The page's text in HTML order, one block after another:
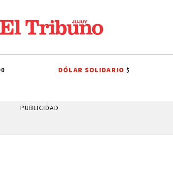
EN JUJUY EFEMÉRIDES BRASIL
DÓLAR SOLIDARIO$
PUBLICIDAD